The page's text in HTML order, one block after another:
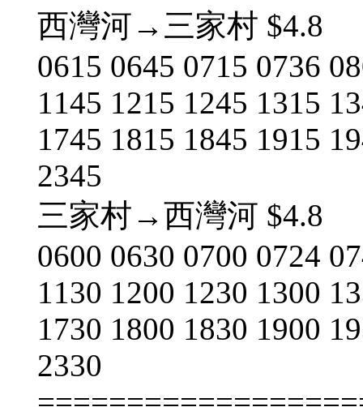
西灣河→三家村 $4.8
0615 0645 0715 0736
1145 1215 1245 1315
1745 1815 1845 1915
2345
三家村→西灣河 $4.8
0600 0630 0700 0724
1130 1200 1230 1300
1730 1800 1830 1900
2330